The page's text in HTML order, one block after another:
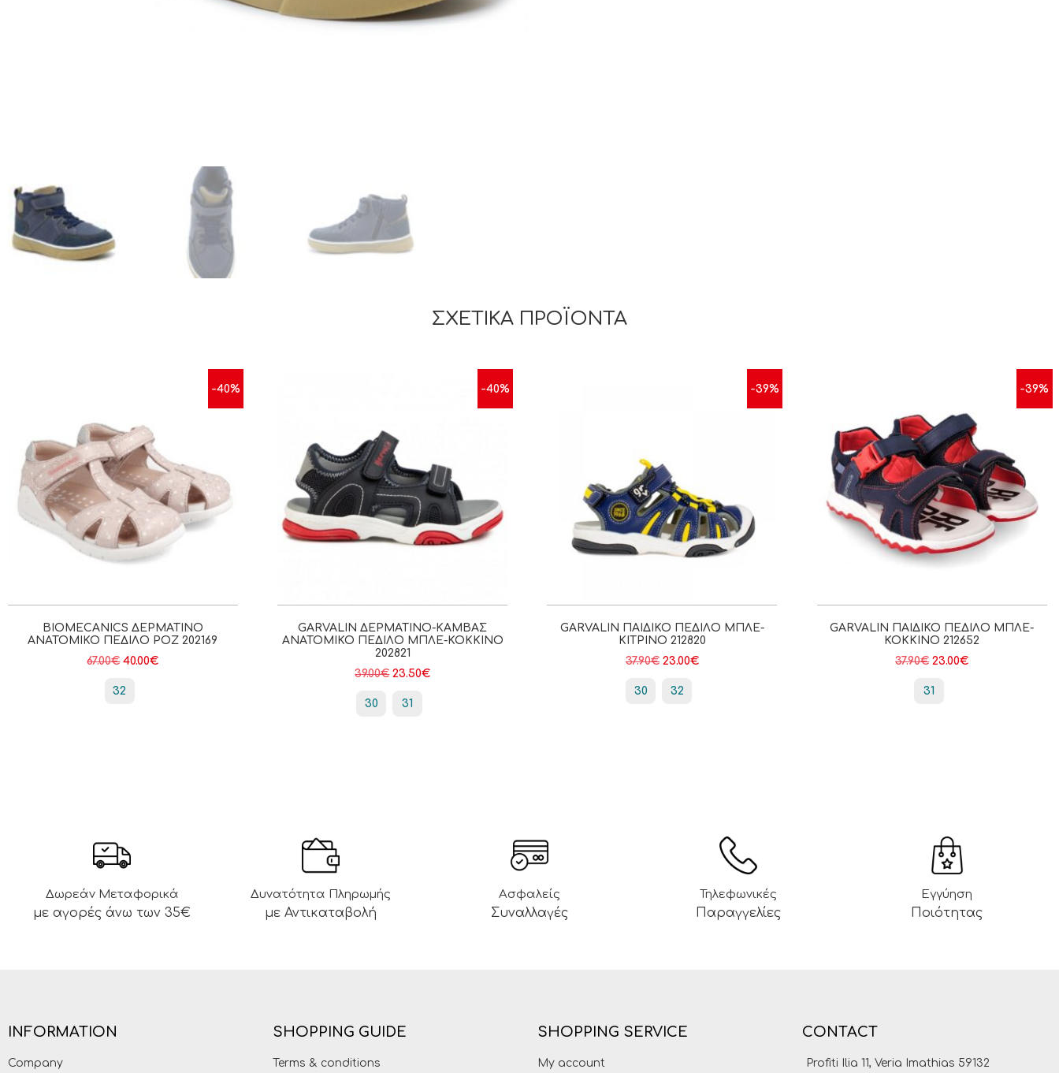
ΣΧΕΤΙΚΆ ΠΡΟΪΌΝΤΑ
-40%
BIOMECANICS ΔΕΡΜΆΤΙΝΟ
ΑΝΑΤΟΜΙΚΌ ΠΈΔΙΛΟ ΡΟΖ 202169
67.00€ 40.00€
32
-40%
GARVALIN ΔΕΡΜΆΤΙΝΟ-ΚΑΜΒΆΣ
ΑΝΑΤΟΜΙΚΌ ΠΈΔΙΛΟ ΜΠΛΕ-ΚΌΚΚΙΝΟ
202821
39.00€ 23.50€
30 31
-39%
GARVALIN ΠΑΙΔΙΚΌ ΠΈΔΙΛΟ ΜΠΛΕ-
ΚΊΤΡΙΝΟ 212820
37.90€ 23.00€
30 32
-39%
GARVALIN ΠΑΙΔΙΚΌ ΠΈΔΙΛΟ ΜΠΛΕ-
ΚΌΚΚΙΝΟ 212652
37.90€ 23.00€
31
Δωρεάν Μεταφορικά
με αγορές άνω των 35€
Δυνατότητα Πληρωμής
με Αντικαταβολή
Ασφαλείς
Συναλλαγές
Τηλεφωνικές
Παραγγελίες
Εγγύηση
Ποιότητας
INFORMATION
Company
SHOPPING GUIDE
Terms & conditions
SHOPPING SERVICE
My account
CONTACT
Profiti Ilia 11, Veria Imathias 59132